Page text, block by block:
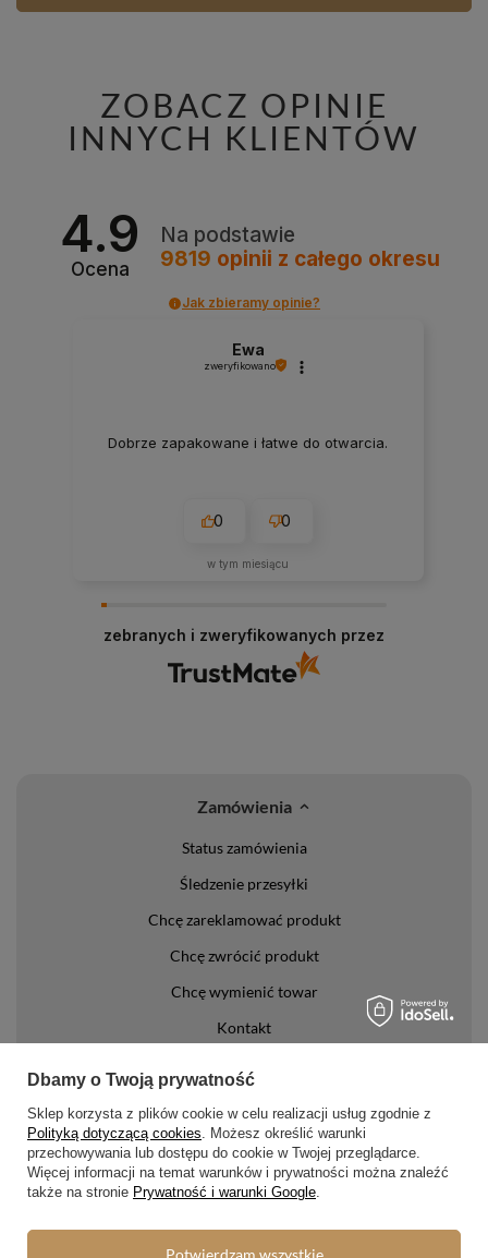
ZOBACZ OPINIE
INNYCH KLIENTÓW
4.9
Ocena
Na podstawie
9819 opinii z całego okresu
Jak zbieramy opinie?
Ewa
zweryfikowano
Dobrze zapakowane i łatwe do otwarcia.
0 0
w tym miesiącu
zebranych i zweryfikowanych przez
Zamówienia
Status zamówienia
Śledzenie przesyłki
Chcę zareklamować produkt
Chcę zwrócić produkt
Chcę wymienić towar
Kontakt
Konto
Regulaminy
Regulamin
Polityka prywatności i cookies
Dbamy o Twoją prywatność
Sklep korzysta z plików cookie w celu realizacji usług zgodnie z
Polityką dotyczącą cookies. Możesz określić warunki
przechowywania lub dostępu do cookie w Twojej przeglądarce.
Więcej informacji na temat warunków i prywatności można znaleźć
także na stronie Prywatność i warunki Google.
Potwierdzam wszystkie